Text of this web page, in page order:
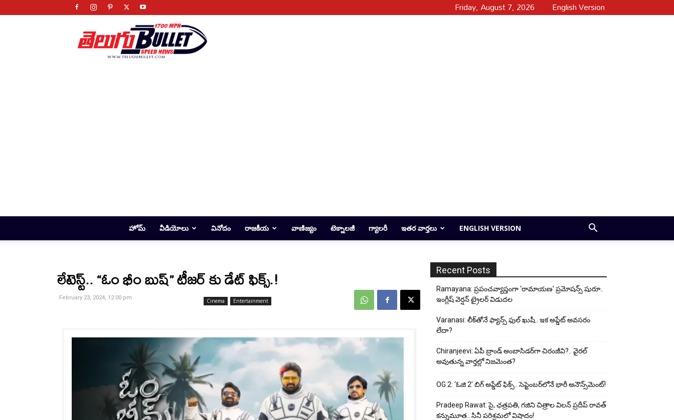
Friday, August 7, 2026 English Version
Telugu
Bullet
హోమ్ వీడియోలు వినోదం రాజకీయ వాణిజ్యం టెక్నాలజీ గ్యాలరీ ఇతర వార్తలు ENGLISH VERSION
Cinema Entertainment
లేటెస్ట్.. “ఓం భీం బుష్” టీజర్ కు డేట్ ఫిక్స్.!
February 23, 2024, 12:00 pm
Recent Posts
Ramayana: ప్రపంచవ్యాప్తంగా ‘రామాయణ’ ప్రమోషన్స్ షురూ..
ఇంగ్లీష్ వెర్షన్ ట్రైలర్ విడుదల
Varanasi: లీక్‌తోనే ఫ్యాన్స్ ఫుల్ ఖుషీ.. ఇక అప్డేట్ అవసరం
లేదా?
Chiranjeevi: ఏపీ బ్రాండ్ అంబాసిడర్‌గా చిరంజీవి?.. వైరల్
అవుతున్న వార్తల్లో నిజమెంత?
OG 2: ‘ఓజి 2’ బిగ్ అప్డేట్ ఫిక్స్.. సెప్టెంబర్‌లోనే భారీ అనౌన్స్‌మెంట్!
Pradeep Rawat: సై, ఛత్రపతి, గజిని చిత్రాల విలన్ ప్రదీప్ రావత్
కన్నుమూత.. సినీ పరిశ్రమలో విషాదం!